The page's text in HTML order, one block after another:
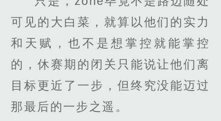
可见的大白菜，就算以他们的实力
和天赋，也不是想掌控就能掌控
的，休赛期的闭关只能说让他们离
目标更近了一步，但终究没能迈过
那最后的一步之遥。